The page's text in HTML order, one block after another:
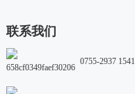
联系我们
0755-2937 1541